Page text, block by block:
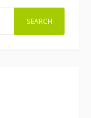
SEARCH